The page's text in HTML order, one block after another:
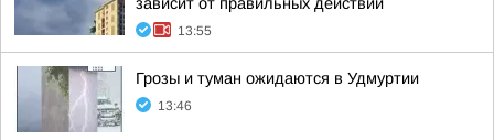
13:55
Грозы и туман ожидаются в Удмуртии
13:46